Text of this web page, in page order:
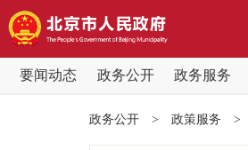
要闻动态 政务公开 政务服务
党中央精神
政务公开 > 政策服务 >